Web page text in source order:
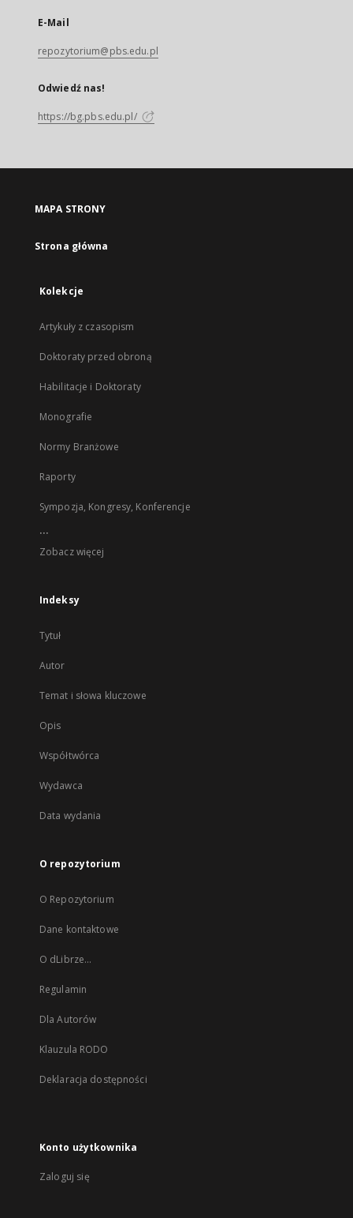
E-Mail
repozytorium@pbs.edu.pl
Odwiedź nas!
https://bg.pbs.edu.pl/
MAPA STRONY
Strona główna
Kolekcje
Artykuły z czasopism
Doktoraty przed obroną
Habilitacje i Doktoraty
Monografie
Normy Branżowe
Raporty
Sympozja, Kongresy, Konferencje
...
Zobacz więcej
Indeksy
Tytuł
Autor
Temat i słowa kluczowe
Opis
Współtwórca
Wydawca
Data wydania
O repozytorium
O Repozytorium
Dane kontaktowe
O dLibrze...
Regulamin
Dla Autorów
Klauzula RODO
Deklaracja dostępności
Konto użytkownika
Zaloguj się